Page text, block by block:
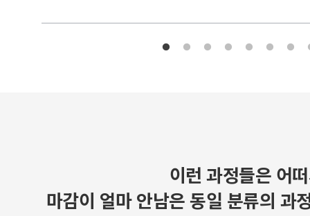
이런 과정들은 어
마감이 얼마 안남은 동일 분류의 과